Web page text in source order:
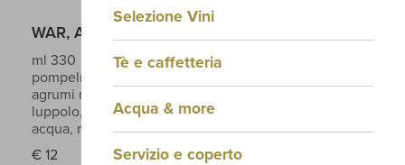
Selezione Vini
Tè e caffetteria
Acqua & more
Servizio e coperto
WAR, AMEN IPA GLUTEN FREE
ml 330 Vol 5,5%
American Ipa, ricordi di
pompelmo, arancia, tropicale e richiami di scorza di
agrumi nel finale
luppolo, lievito. Non contiene glutine.
acqua, malto d’orzo, luppolo, lievito.
€ 12